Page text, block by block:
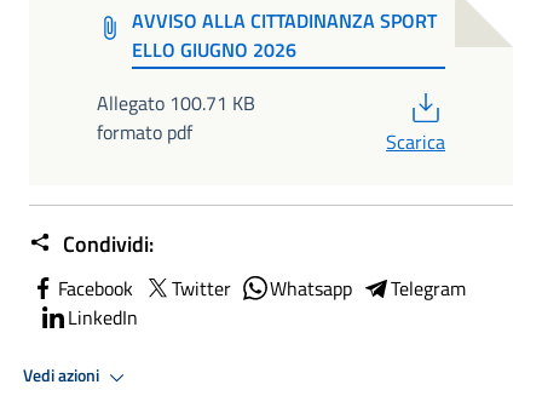
AVVISO ALLA CITTADINANZA SPORT
ELLO GIUGNO 2026
Allegato 100.71 KB
formato pdf
Scarica
Condividi:
Facebook Twitter Whatsapp
Telegram
LinkedIn
Vedi azioni